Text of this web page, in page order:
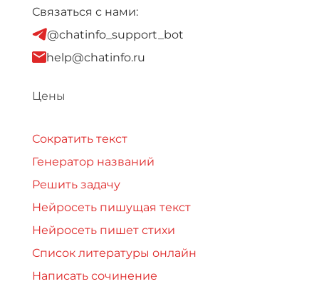
Связаться с нами:
@chatinfo_support_bot
help@chatinfo.ru
Цены
Сократить текст
Генератор названий
Решить задачу
Нейросеть пишущая текст
Нейросеть пишет стихи
Список литературы онлайн
Написать сочинение